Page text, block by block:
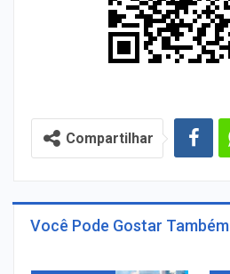
Compartilhar
Você Pode Gostar Também